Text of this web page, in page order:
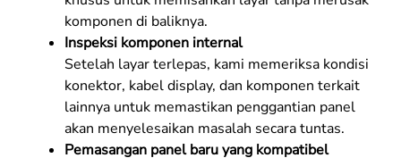
komponen di baliknya.
Inspeksi komponen internal
Setelah layar terlepas, kami memeriksa kondisi
konektor, kabel display, dan komponen terkait
lainnya untuk memastikan penggantian panel
akan menyelesaikan masalah secara tuntas.
Pemasangan panel baru yang kompatibel